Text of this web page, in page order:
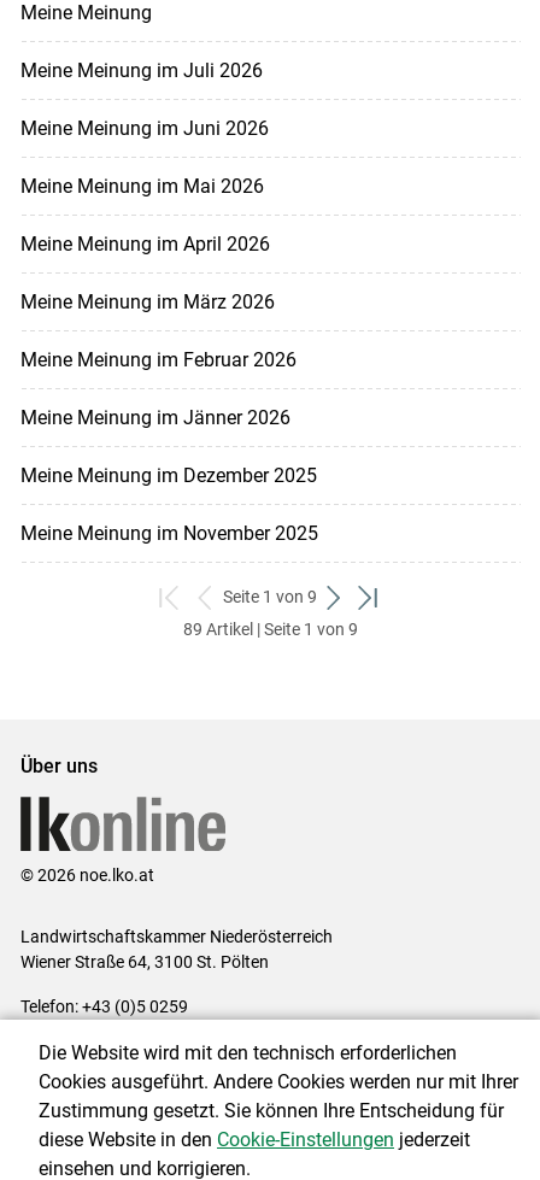
Meine Meinung
Meine Meinung im Juli 2026
Meine Meinung im Juni 2026
Meine Meinung im Mai 2026
Meine Meinung im April 2026
Meine Meinung im März 2026
Meine Meinung im Februar 2026
Meine Meinung im Jänner 2026
Meine Meinung im Dezember 2025
Meine Meinung im November 2025
zum
ersten
zurück
zum
Seite 1 von 9
weiter
zum
zum
89 Artikel | Seite 1 von 9
Über uns
© 2026 noe.lko.at
Landwirtschaftskammer Niederösterreich
Wiener Straße 64, 3100 St. Pölten
Telefon: +43 (0)5 0259
Impressum|Kontakt|Datenschutzerklärung|Barrierefreiheit|
Cookie-Einstellungen
Die Website wird mit den technisch erforderlichen
Cookies ausgeführt. Andere Cookies werden nur mit Ihrer
Zustimmung gesetzt. Sie können Ihre Entscheidung für
diese Website in den Cookie-Einstellungen jederzeit
einsehen und korrigieren.